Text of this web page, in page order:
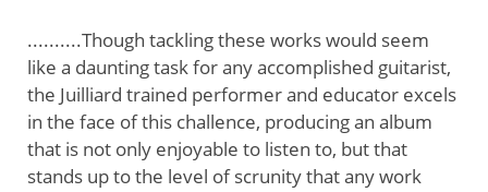
..........Though tackling these works would seem
like a daunting task for any accomplished guitarist,
the Juilliard trained performer and educator excels
in the face of this challence, producing an album
that is not only enjoyable to listen to, but that
stands up to the level of scrunity that any work